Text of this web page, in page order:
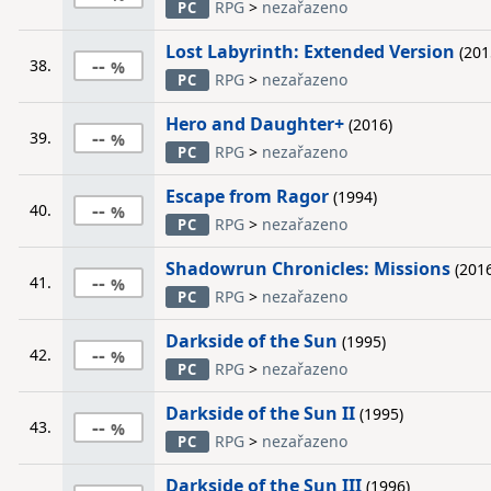
PC RPG > nezařazeno
38. --
Lost Labyrinth: Extended Version
PC RPG > nezařazeno
39. --
Hero and Daughter+ (2016)
PC RPG > nezařazeno
40. --
Escape from Ragor (1994)
PC RPG > nezařazeno
41. --
Shadowrun Chronicles: Missions
PC RPG > nezařazeno
42. --
Darkside of the Sun (1995)
PC RPG > nezařazeno
43. --
Darkside of the Sun II (1995)
PC RPG > nezařazeno
Darkside of the Sun III (1996)